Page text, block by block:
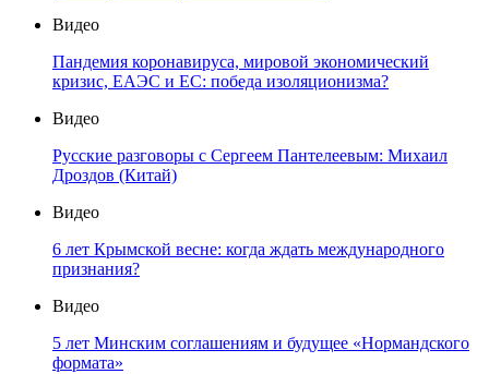
Видео
Пандемия коронавируса, мировой экономический
кризис, ЕАЭС и ЕС: победа изоляционизма?
Видео
Русские разговоры с Сергеем Пантелеевым: Михаил
Дроздов (Китай)
Видео
6 лет Крымской весне: когда ждать международного
признания?
Видео
5 лет Минским соглашениям и будущее «Нормандского
формата»